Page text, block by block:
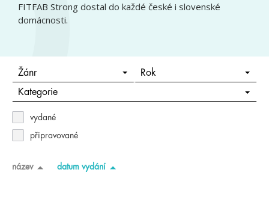
FITFAB Strong dostal do každé české i slovenské
domácnosti.
Žánr Rok
Kategorie
vydané
připravované
název datum vydání